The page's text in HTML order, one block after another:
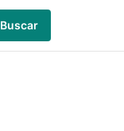
Buscar